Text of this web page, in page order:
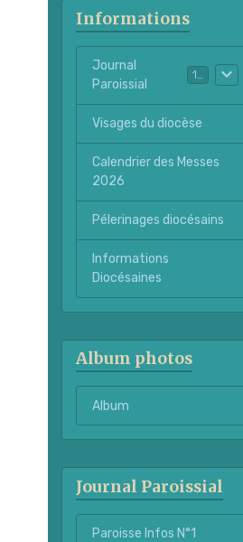
Informations
Journal
Paroissial
15
Visages du diocèse
Calendrier des Messes
2026
Pélerinages diocésains
Informations
Diocésaines
Album photos
Album
Journal Paroissial
Paroisse Infos N°1